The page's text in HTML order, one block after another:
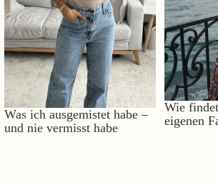
Was ich ausgemistet habe –
und nie vermisst habe
Wie
eigenen